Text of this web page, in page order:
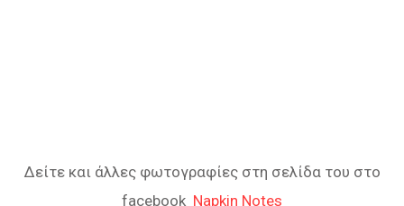
Δείτε και άλλες φωτογραφίες στη σελίδα του στο
facebook Napkin Notes